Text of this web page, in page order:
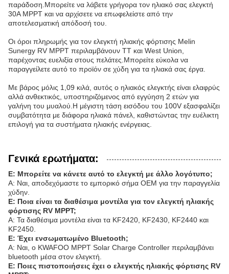
παράδοση.Μπορείτε να λάβετε γρήγορα τον ηλιακό σας ελεγκτή
30A MPPT και να αρχίσετε να επωφελείστε από την
αποτελεσματική απόδοσή του.
Οι όροι πληρωμής για τον ελεγκτή ηλιακής φόρτισης Melin
Sunergy RV MPPT περιλαμβάνουν TT και West Union,
παρέχοντας ευελιξία στους πελάτες.Μπορείτε εύκολα να
παραγγείλετε αυτό το προϊόν σε χύδη για τα ηλιακά σας έργα.
Με βάρος μόλις 1,09 κιλά, αυτός ο ηλιακός ελεγκτής είναι ελαφρύς
αλλά ανθεκτικός, υποστηριζόμενος από εγγύηση 2 ετών για
γαλήνη του μυαλού.Η μέγιστη τάση εισόδου του 100V εξασφαλίζει
συμβατότητα με διάφορα ηλιακά πάνελ, καθιστώντας την ευέλικτη
επιλογή για τα συστήματα ηλιακής ενέργειας.
Γενικά ερωτήματα:
Ε: Μπορείτε να κάνετε αυτό το ελεγκτή με άλλο λογότυπο;
Α: Ναι, αποδεχόμαστε το εμπορικό σήμα OEM για την παραγγελία
χύδην.
Ε: Ποια είναι τα διαθέσιμα μοντέλα για τον ελεγκτή ηλιακής
φόρτισης RV MPPT;
Α: Τα διαθέσιμα μοντέλα είναι τα KF2420, KF2430, KF2440 και
KF2450.
Ε: Έχει ενσωματωμένο Bluetooth;
Α: Ναι, ο KWAFOO MPPT Solar Charge Controller περιλαμβάνει
bluetooth μέσα στον ελεγκτή.
Ε: Ποιες πιστοποιήσεις έχει ο ελεγκτής ηλιακής φόρτισης RV